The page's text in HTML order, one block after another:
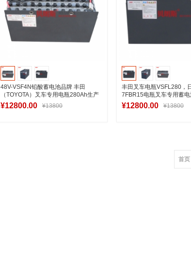
48V-VSF4N铅酸蓄电池品牌 丰田
（TOYOTA）叉车专用电瓶280Ah生产
定制
¥12800.00 ¥13800
丰田叉车电瓶VSFL280，
7FBR15电瓶叉车专用蓄
48V280Ah生产厂家
¥12800.00 ¥13800
首页